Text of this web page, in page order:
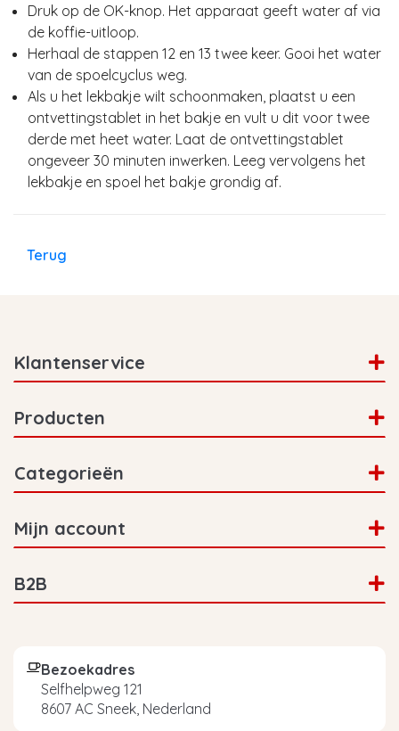
Druk op de OK-knop. Het apparaat geeft water af via
de koffie-uitloop.
Herhaal de stappen 12 en 13 twee keer. Gooi het water
van de spoelcyclus weg.
Als u het lekbakje wilt schoonmaken, plaatst u een
ontvettingstablet in het bakje en vult u dit voor twee
derde met heet water. Laat de ontvettingstablet
ongeveer 30 minuten inwerken. Leeg vervolgens het
lekbakje en spoel het bakje grondig af.
Terug
Klantenservice
Producten
Categorieën
Mijn account
B2B
Bezoekadres
Selfhelpweg 121
8607 AC Sneek, Nederland